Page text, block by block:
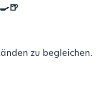
zu begleichen.